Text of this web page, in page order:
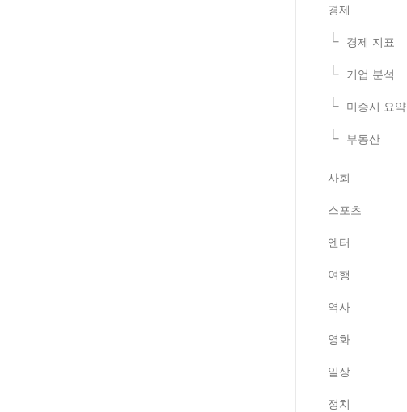
경제
경제 지표
기업 분석
미증시 요약
부동산
사회
스포츠
엔터
여행
역사
영화
일상
정치